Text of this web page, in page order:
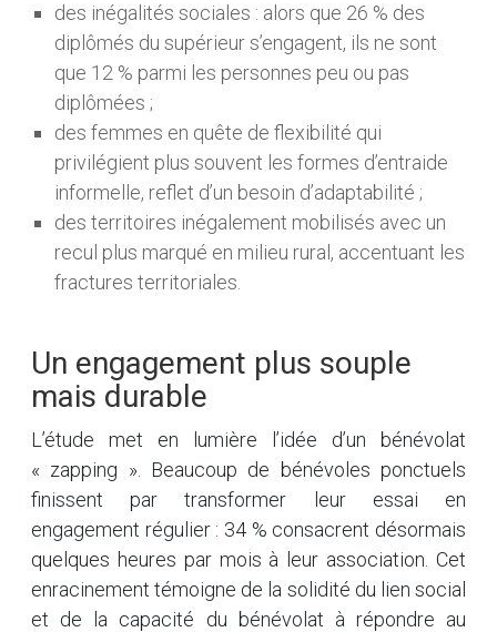
des inégalités sociales : alors que 26 % des
diplômés du supérieur s’engagent, ils ne sont
que 12 % parmi les personnes peu ou pas
diplômées ;
des femmes en quête de flexibilité qui
privilégient plus souvent les formes d’entraide
informelle, reflet d’un besoin d’adaptabilité ;
des territoires inégalement mobilisés avec un
recul plus marqué en milieu rural, accentuant les
fractures territoriales.
Un engagement plus souple
mais durable
L’étude met en lumière l’idée d’un bénévolat
« zapping ». Beaucoup de bénévoles ponctuels
finissent par transformer leur essai en
engagement régulier : 34 % consacrent désormais
quelques heures par mois à leur association. Cet
enracinement témoigne de la solidité du lien social
et de la capacité du bénévolat à répondre au